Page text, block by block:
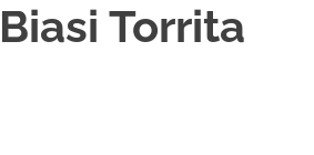
Torrita